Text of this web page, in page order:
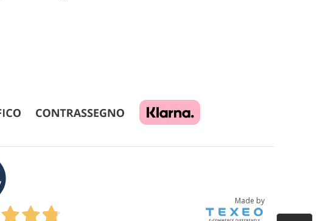
Made by